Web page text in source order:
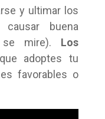
y ultimar los
causar buena
mire). Los
adoptes tu
favorables o